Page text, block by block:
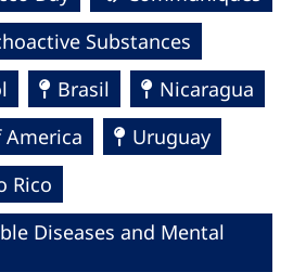
Substances
Brasil
Nicaragua
Uruguay
Rico
Diseases and Mental